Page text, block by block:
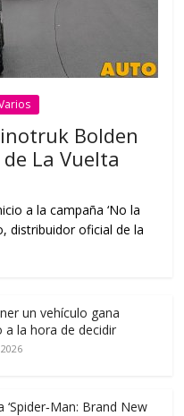
Bolden
La Vuelta
a la campaña ‘No la
distribuidor oficial de la
un vehículo gana
la hora de decidir
‘Spider‑Man: Brand New